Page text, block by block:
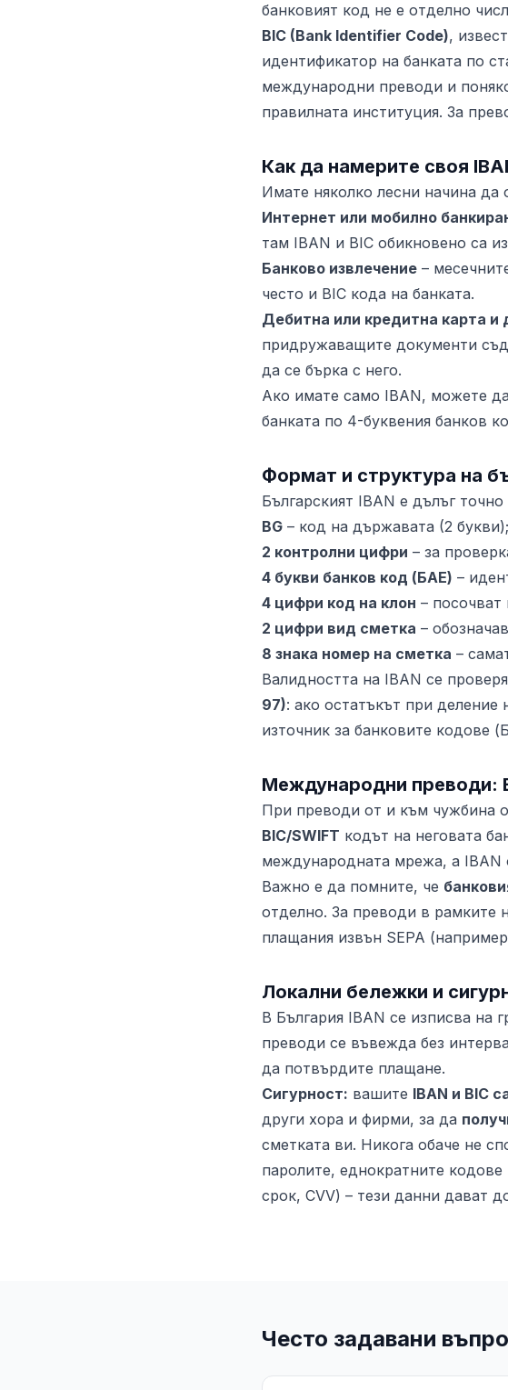
банковият код не е отделно
BIC (Bank Identifier Code),
идентификатор на банката по
международни преводи и
правилната институция. За
Как да намерите своя
Имате няколко лесни начина да
Интернет или мобилно
там IBAN и BIC обикновено са
Банково извлечение –
често и BIC кода на банката.
Дебитна или кредитна карта и
придружаващите документи
да се бърка с него.
Ако имате само IBAN, можете
банката по 4-буквения банков
Формат и структура на
Българският IBAN е дълъг точно
BG – код на държавата (2 букви);
2 контролни цифри – за
4 букви банков код (БАЕ) –
4 цифри код на клон – посочват
2 цифри вид сметка –
8 знака номер на сметка –
Валидността на IBAN се
97): ако остатъкът при
източник за банковите кодове
Международни преводи:
При преводи от и към чужбина
BIC/SWIFT кодът на неговата
международната мрежа, а IBAN
Важно е да помните, че
отделно. За преводи в рамките
плащания извън SEPA
Локални бележки и
В България IBAN се изписва на
преводи се въвежда без
да потвърдите плащане.
Сигурност: вашите IBAN и BIC
други хора и фирми, за да
сметката ви. Никога обаче не
паролите, еднократните
срок, CVV) – тези данни дават
Често задавани